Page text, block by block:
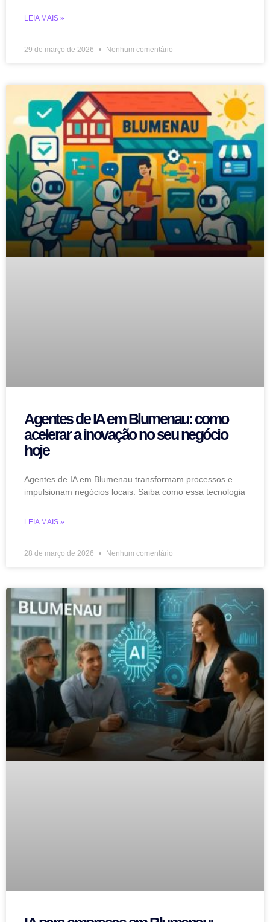
LEIA MAIS »
29 de março de 2026 Nenhum comentário
Agentes de IA em Blumenau: como
acelerar a inovação no seu negócio
hoje
Agentes de IA em Blumenau transformam processos e
impulsionam negócios locais. Saiba como essa tecnologia
LEIA MAIS »
28 de março de 2026 Nenhum comentário